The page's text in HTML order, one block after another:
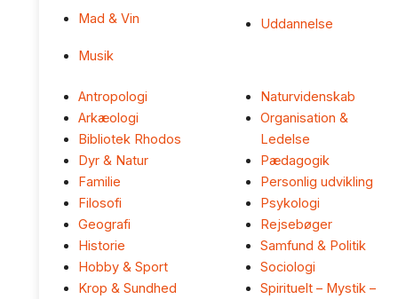
Mad & Vin
Musik
Uddannelse
Antropologi
Arkæologi
Bibliotek Rhodos
Dyr & Natur
Familie
Filosofi
Geografi
Historie
Hobby & Sport
Krop & Sundhed
Naturvidenskab
Organisation &
Ledelse
Pædagogik
Personlig udvikling
Psykologi
Rejsebøger
Samfund & Politik
Sociologi
Spirituelt – Mystik –